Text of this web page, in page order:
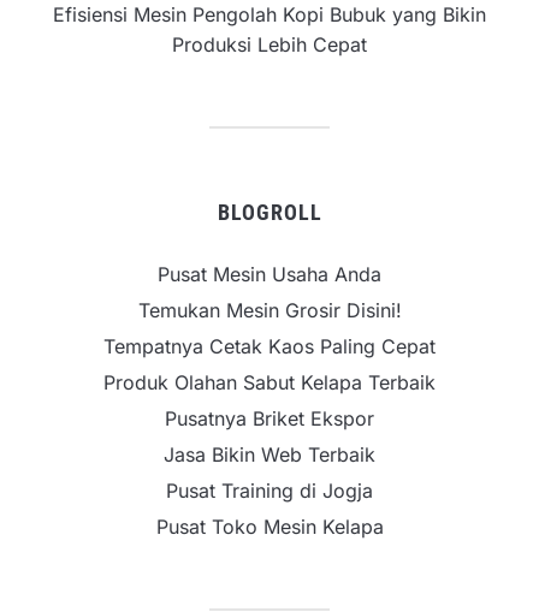
Efisiensi Mesin Pengolah Kopi Bubuk yang Bikin
Produksi Lebih Cepat
BLOGROLL
Pusat Mesin Usaha Anda
Temukan Mesin Grosir Disini!
Tempatnya Cetak Kaos Paling Cepat
Produk Olahan Sabut Kelapa Terbaik
Pusatnya Briket Ekspor
Jasa Bikin Web Terbaik
Pusat Training di Jogja
Pusat Toko Mesin Kelapa